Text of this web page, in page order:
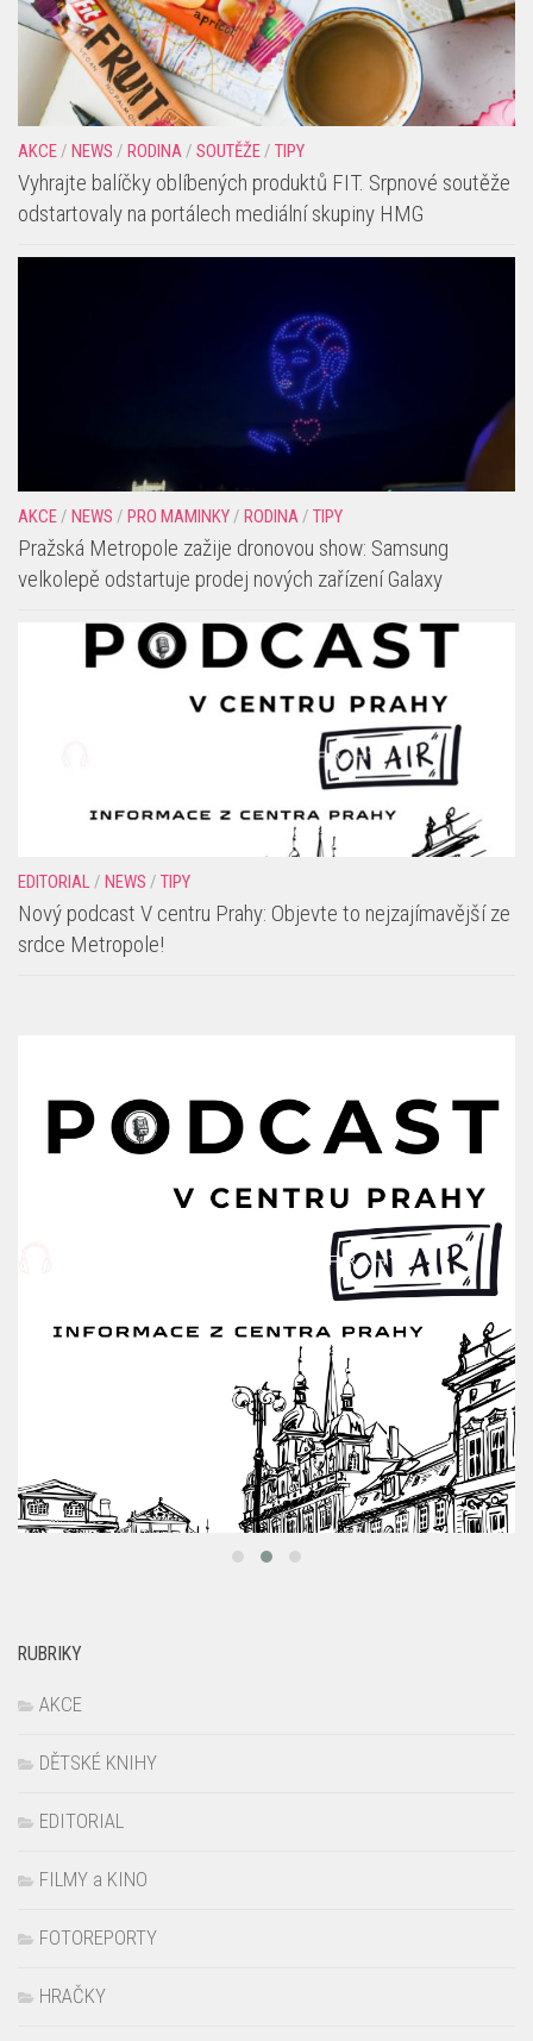
AKCE/ NEWS / RODINA/ SOUTĚŽE/ TIPY
Vyhrajte balíčky oblíbených produktů FIT. Srpnové soutěže
odstartovaly na portálech mediální skupiny HMG
AKCE/ NEWS / PRO MAMINKY/ RODINA/ TIPY
Pražská Metropole zažije dronovou show: Samsung
velkolepě odstartuje prodej nových zařízení Galaxy
EDITORIAL/ NEWS / TIPY
Nový podcast V centru Prahy: Objevte to nejzajímavější ze
srdce Metropole!
RUBRIKY
AKCE
DĚTSKÉ KNIHY
EDITORIAL
FILMY a KINO
FOTOREPORTY
HRAČKY